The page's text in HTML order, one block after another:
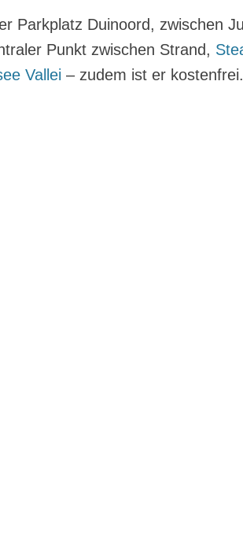
Parkplatz Duinoord, zwischen
Punkt zwischen Strand,
Vallei – zudem ist er kostenfrei.